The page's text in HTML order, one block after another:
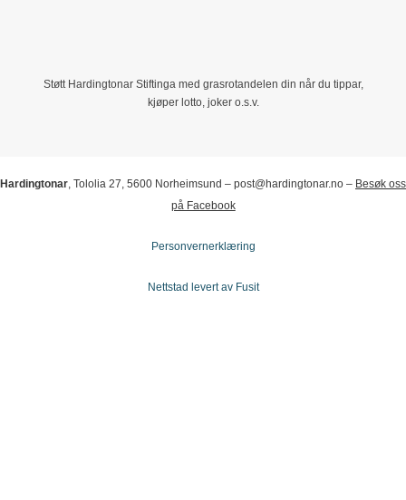
Støtt Hardingtonar Stiftinga med grasrotandelen din når du tippar,
kjøper lotto, joker o.s.v.
Hardingtonar, Tololia 27, 5600 Norheimsund – post@hardingtonar.no – Besøk oss
på Facebook
Personvernerklæring
Nettstad levert av Fusit